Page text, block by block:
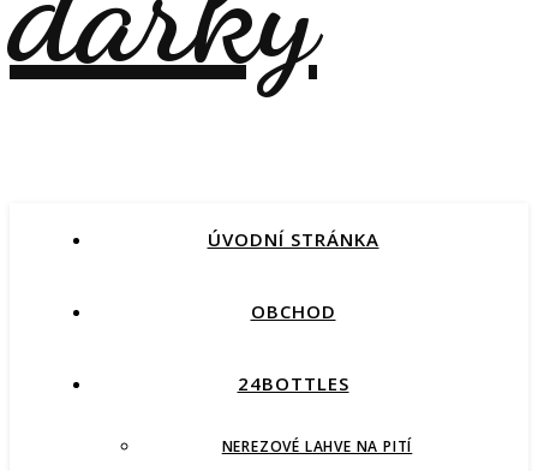
ÚVODNÍ STRÁNKA
OBCHOD
24BOTTLES
NEREZOVÉ LAHVE NA PITÍ